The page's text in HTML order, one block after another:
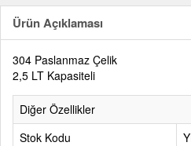
Ürün Açıklaması
304 Paslanmaz Çelik
2,5 LT Kapasiteli
Diğer Özellikler
Stok Kodu